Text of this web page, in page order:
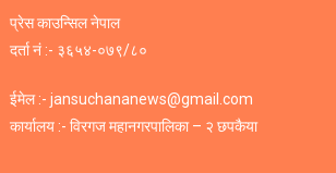
प्रेस काउन्सिल नेपाल
दर्ता नं :- ३६५४-०७९/८०
ईमेल :- jansuchananews@gmail.com
कार्यालय :- विरगज महानगरपालिका – २ छपकैया